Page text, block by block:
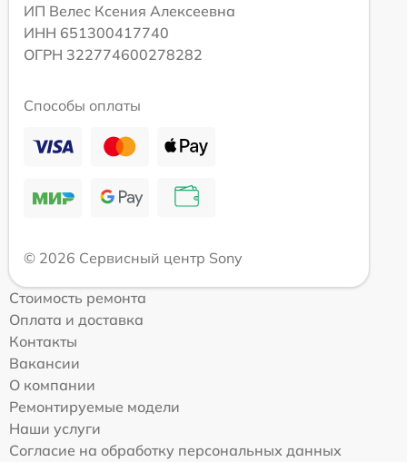
ИП Велес Ксения Алексеевна
ИНН 651300417740
ОГРН 322774600278282
Способы оплаты
© 2026 Сервисный центр Sony
Стоимость ремонта
Оплата и доставка
Контакты
Вакансии
О компании
Ремонтируемые модели
Наши услуги
Согласие на обработку персональных данных